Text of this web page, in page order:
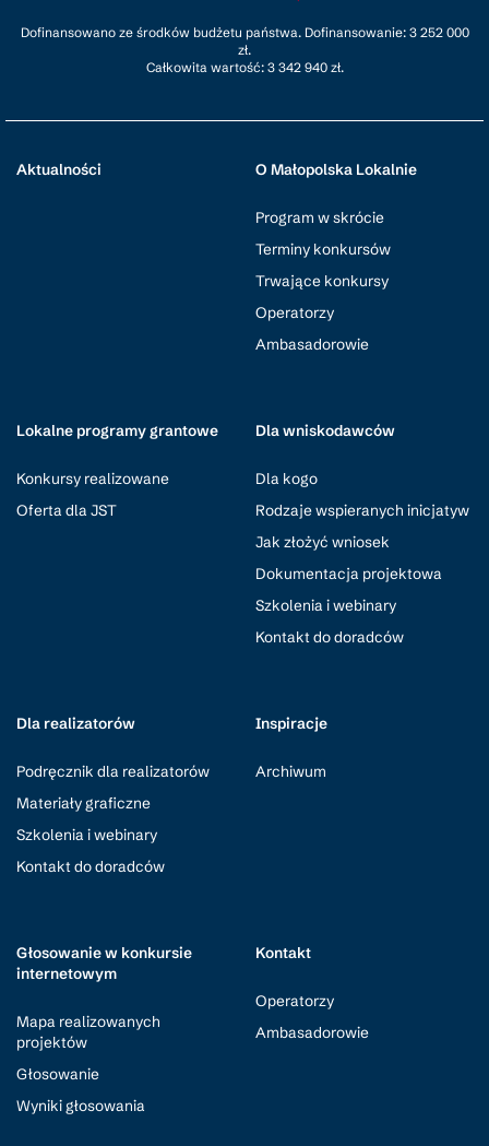
Dofinansowano ze środków budżetu państwa. Dofinansowanie: 3 252 000
zł.
Całkowita wartość: 3 342 940 zł.
Aktualności O Małopolska Lokalnie
Program w skrócie
Terminy konkursów
Trwające konkursy
Operatorzy
Ambasadorowie
Lokalne programy grantowe
Konkursy realizowane
Oferta dla JST
Dla wniskodawców
Dla kogo
Rodzaje wspieranych inicjatyw
Jak złożyć wniosek
Dokumentacja projektowa
Szkolenia i webinary
Kontakt do doradców
Dla realizatorów
Podręcznik dla realizatorów
Materiały graficzne
Szkolenia i webinary
Kontakt do doradców
Inspiracje
Archiwum
Głosowanie w konkursie
internetowym
Mapa realizowanych
projektów
Głosowanie
Wyniki głosowania
Kontakt
Operatorzy
Ambasadorowie